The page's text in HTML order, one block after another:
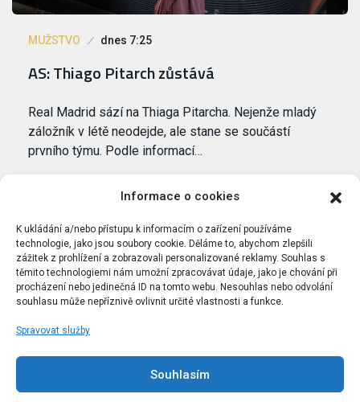
Informace o cookies
K ukládání a/nebo přístupu k informacím o zařízení používáme
technologie, jako jsou soubory cookie. Děláme to, abychom zlepšili
zážitek z prohlížení a zobrazovali personalizované reklamy. Souhlas s
těmito technologiemi nám umožní zpracovávat údaje, jako je chování při
procházení nebo jedinečná ID na tomto webu. Nesouhlas nebo odvolání
souhlasu může nepříznivě ovlivnit určité vlastnosti a funkce.
Spravovat služby
Souhlasím
MUŽSTVO dnes 7:25
AS: Thiago Pitarch zůstává
Real Madrid sází na Thiaga Pitarcha. Nejenže mladý
záložník v létě neodejde, ale stane se součástí
prvního týmu. Podle informací…